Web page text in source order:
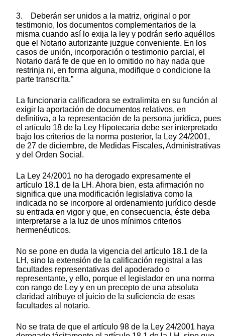
3. Deberán ser unidos a la matriz, original o por
testimonio, los documentos complementarios de la
misma cuando así lo exija la ley y podrán serlo aquéllos
que el Notario autorizante juzgue conveniente. En los
casos de unión, incorporación o testimonio parcial, el
Notario dará fe de que en lo omitido no hay nada que
restrinja ni, en forma alguna, modifique o condicione la
parte transcrita.”
La funcionaria calificadora se extralimita en su función al
exigir la aportación de documentos relativos, en
definitiva, a la representación de la persona jurídica, pues
el artículo 18 de la Ley Hipotecaria debe ser interpretado
bajo los criterios de la norma posterior, la Ley 24/2001,
de 27 de diciembre, de Medidas Fiscales, Administrativas
y del Orden Social.
La Ley 24/2001 no ha derogado expresamente el
artículo 18.1 de la LH. Ahora bien, esta afirmación no
significa que una modificación legislativa como la
indicada no se incorpore al ordenamiento jurídico desde
su entrada en vigor y que, en consecuencia, éste deba
interpretarse a la luz de unos mínimos criterios
hermenéuticos.
No se pone en duda la vigencia del artículo 18.1 de la
LH, sino la extensión de la calificación registral a las
facultades representativas del apoderado o
representante, y ello, porque el legislador en una norma
con rango de Ley y en un precepto de una absoluta
claridad atribuye el juicio de la suficiencia de esas
facultades al notario.
No se trata de que el artículo 98 de la Ley 24/2001 haya